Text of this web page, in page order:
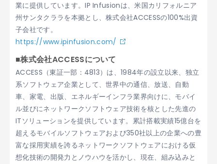
業に提供しています。IP Infusionは、米国カリフォルニア
州サンタクララを本拠とし、株式会社ACCESSの100%出資
子会社です。
https://www.ipinfusion.com/
■株式会社ACCESSについて
ACCESS（東証一部：4813）は、1984年の設立以来、独立
系ソフトウェア企業として、世界中の通信、放送、自動
車、家電、出版、エネルギーインフラ業界向けに、モバイ
ル並びにネットワークソフトウェア技術を核とした先進の
ITソリューションを提供しています。累計搭載実績15億台を
超えるモバイルソフトウェアおよび350社以上の企業への豊
富な採用実績を誇るネットワークソフトウェアにおける仮
想化技術の開発力とノウハウを活かし、現在、組み込みと